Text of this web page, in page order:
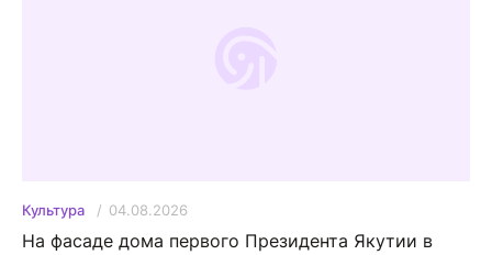
Культура 04.08.2026
На фасаде дома первого Президента Якутии в